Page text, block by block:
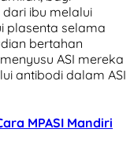
ibu melalui
plasenta selama
bertahan
ASI mereka
antibodi dalam ASI
MPASI Mandiri